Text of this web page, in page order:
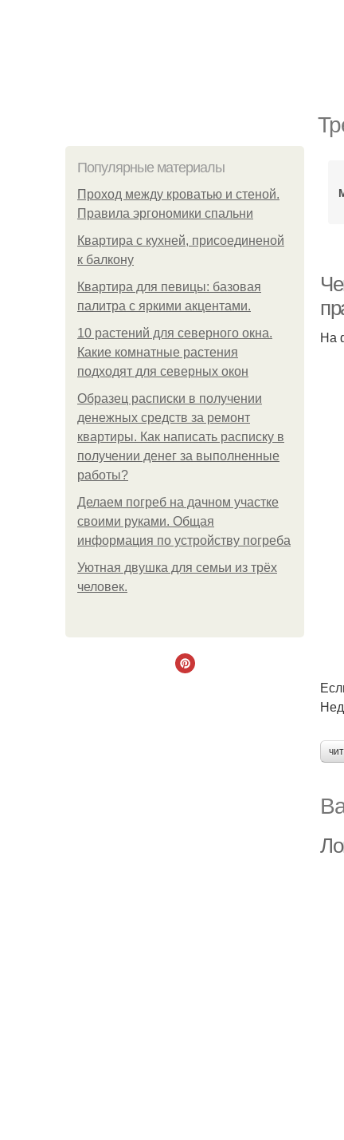
Популярные материалы
Проход между кроватью и стеной.
Правила эргономики спальни
Квартира с кухней, присоединеной
к балкону
Квартира для певицы: базовая
палитра с яркими акцентами.
10 растений для северного окна.
Какие комнатные растения
подходят для северных окон
Образец расписки в получении
денежных средств за ремонт
квартиры. Как написать расписку в
получении денег за выполненные
работы?
Делаем погреб на дачном участке
своими руками. Общая
информация по устройству погреба
Уютная двушка для семьи из трёх
человек.
На